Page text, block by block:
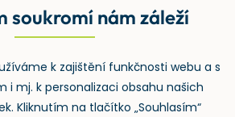
zkratek v odpadech
soukromí nám záleží
k zajištění funkčnosti webu a s
i mj. k personalizaci obsahu našich
Kliknutím na tlačítko „Souhlasím“